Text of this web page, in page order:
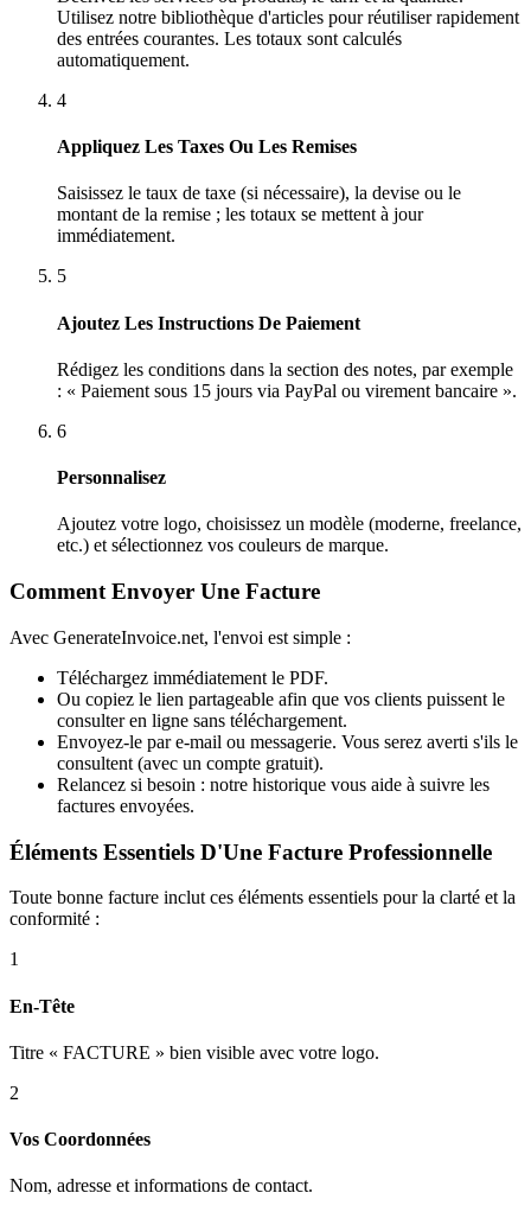
Utilisez notre bibliothèque d'articles pour réutiliser rapidement
des entrées courantes. Les totaux sont calculés
automatiquement.
4
Appliquez Les Taxes Ou Les Remises
Saisissez le taux de taxe (si nécessaire), la devise ou le
montant de la remise ; les totaux se mettent à jour
immédiatement.
5
Ajoutez Les Instructions De Paiement
Rédigez les conditions dans la section des notes, par exemple
: « Paiement sous 15 jours via PayPal ou virement bancaire ».
6
Personnalisez
Ajoutez votre logo, choisissez un modèle (moderne, freelance,
etc.) et sélectionnez vos couleurs de marque.
Comment Envoyer Une Facture
Avec GenerateInvoice.net, l'envoi est simple :
Téléchargez immédiatement le PDF.
Ou copiez le lien partageable afin que vos clients puissent le
consulter en ligne sans téléchargement.
Envoyez-le par e-mail ou messagerie. Vous serez averti s'ils le
consultent (avec un compte gratuit).
Relancez si besoin : notre historique vous aide à suivre les
factures envoyées.
Éléments Essentiels D'Une Facture Professionnelle
Toute bonne facture inclut ces éléments essentiels pour la clarté et la
conformité :
1
En-Tête
Titre « FACTURE » bien visible avec votre logo.
2
Vos Coordonnées
Nom, adresse et informations de contact.